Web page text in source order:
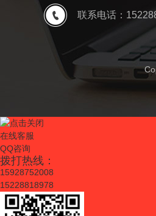
联系电话：
在线客服
QQ咨询
拨打热线：
15928752008
15228818978